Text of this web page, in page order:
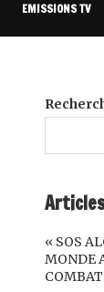
EMISSIONS TV
« SOS
MONDE